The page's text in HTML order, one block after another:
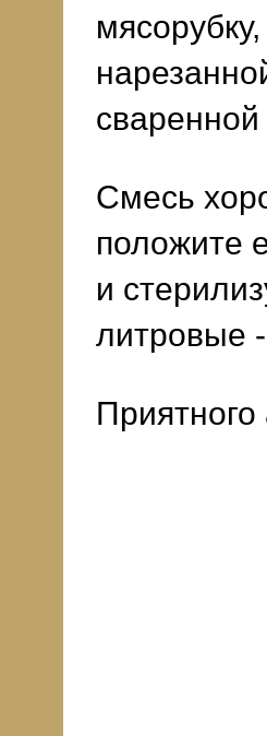
Смесь
положите
и
литровые
Приятного